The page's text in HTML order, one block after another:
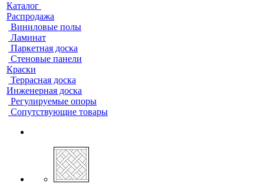
Каталог
Распродажа
Виниловые полы
Ламинат
Паркетная доска
Стеновые панели
Краски
Террасная доска
Инженерная доска
Регулируемые опоры
Сопутствующие товары